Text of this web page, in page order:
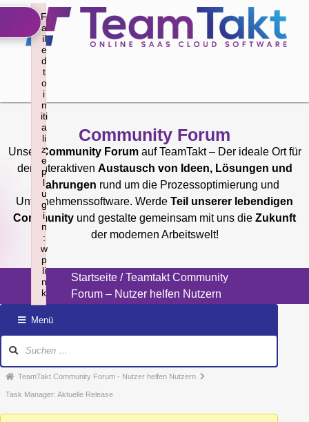
Community Forum
Unser Community Forumauf TeamTakt – Der ideale Ort für
den interaktiven Austausch von Ideen, Lösungen und
Erfahrungen rund um die Prozessoptimierung und
Unternehmenssoftware. Werde Teil unserer lebendigen
Community und gestalte gemeinsam mit uns die Zukunft
der modernen Arbeitswelt!
Startseite / Teamtakt Community
Forum – Nutzer helfen Nutzern
Menü
TeamTakt Community Forum - Nutzer helfen Nutzern
Task Manager: Aktuelle Release
F
a
il
e
d
t
o
i
n
iti
a
li
z
e
p
l
u
g
i
n
:
w
p
li
n
k
Failed to initialize plugin: wplink